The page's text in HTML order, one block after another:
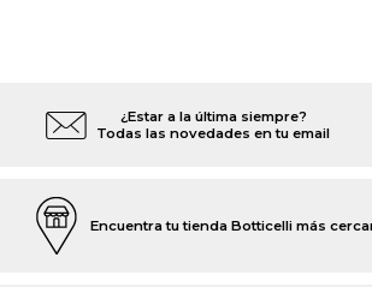
¿Estar a la última siempre?
Todas las novedades en tu email
Encuentra tu tienda Botticelli más